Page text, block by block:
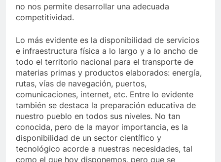
no nos permite desarrollar una adecuada
competitividad.
Lo más evidente es la disponibilidad de servicios
e infraestructura física a lo largo y a lo ancho de
todo el territorio nacional para el transporte de
materias primas y productos elaborados: energía,
rutas, vías de navegación, puertos,
comunicaciones, internet, etc. Entre lo evidente
también se destaca la preparación educativa de
nuestro pueblo en todos sus niveles. No tan
conocida, pero de la mayor importancia, es la
disponibilidad de un sector científico y
tecnológico acorde a nuestras necesidades, tal
como el que hoy disponemos, pero que se